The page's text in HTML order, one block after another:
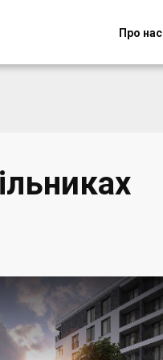
Про нас